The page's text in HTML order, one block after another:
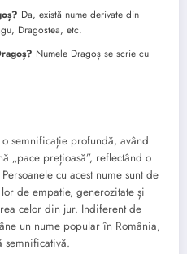
Da, există nume derivate din
Dragostea, etc.
Numele Dragoș se scrie cu
semnificație profundă, având
„pace prețioasă”, reflectând o
cu acest nume sunt de
de empatie, generozitate și
celor din jur. Indiferent de
un nume popular în România,
semnificativă.